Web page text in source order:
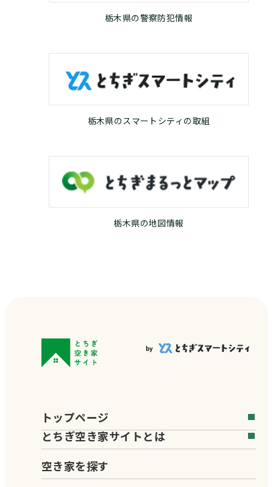
栃木県の警察防犯情報
栃木県のスマートシティの取組
栃木県の地図情報
トップページ
とちぎ空き家サイトとは
空き家を探す